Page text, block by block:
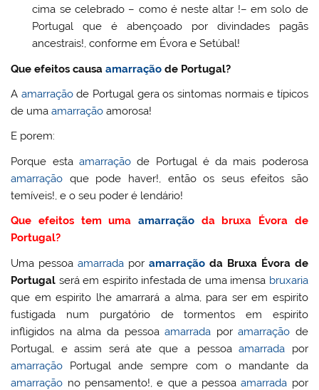
cima se celebrado – como é neste altar !– em solo de
Portugal que é abençoado por divindades pagãs
ancestrais!, conforme em Évora e Setúbal!
Que efeitos causaamarração de Portugal?
A amarraçãode Portugal gera os sintomas normais e típicos
de umaamarração amorosa!
E porem:
Porque esta amarraçãode Portugal é da mais poderosa
amarração que pode haver!, então os seus efeitos são
temíveis!, e o seu poder é lendário!
Que efeitos tem uma amarração da bruxa Évora de
Portugal?
Uma pessoaamarrada por amarração da Bruxa Évora de
Portugal será em espirito infestada de uma imensa bruxaria
que em espirito lhe amarrará a alma, para ser em espirito
fustigada num purgatório de tormentos em espirito
infligidos na alma da pessoaamarrada poramarração de
Portugal, e assim será ate que a pessoaamarrada por
amarração Portugal ande sempre com o mandante da
amarração no pensamento!, e que a pessoaamarrada por